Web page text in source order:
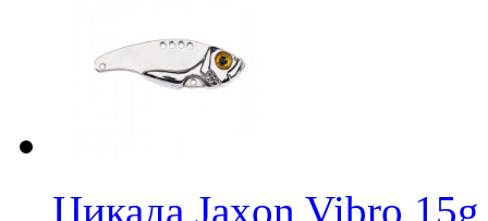
Цикада Jaxon Vibro 15g